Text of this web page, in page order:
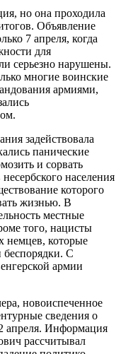
но она проходила
Объявление
7 апреля, когда
для
серьезно нарушены.
многие воинские
армиями,
задействовала
панические
и сорвать
населения
которого
жизнью. В
местные
того, нацисты
немцев, которые
беспорядки. С
армии
новоиспеченное
сведения о
апреля. Информация
рассчитывал